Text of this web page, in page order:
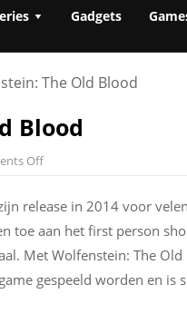
Gadgets
The Old Blood
Blood
Off
release in 2014 voor
toe aan het first person
Met Wolfenstein: The
gespeeld worden en is